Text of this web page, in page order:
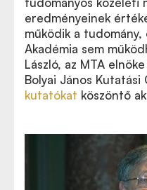
eredményeinek
működik a tudomány,
Akadémia sem
László, az MTA
Bolyai János Kutatási
kutatókat köszöntő